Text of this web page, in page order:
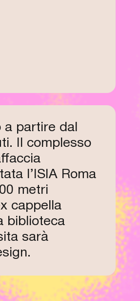
partire dal
Il complesso
l’ISIA Roma
metri
cappella
biblioteca
sarà